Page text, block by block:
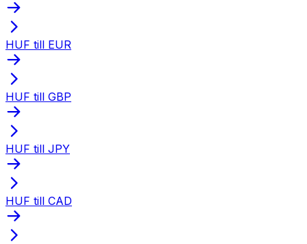
HUF till EUR
HUF till GBP
HUF till JPY
HUF till CAD